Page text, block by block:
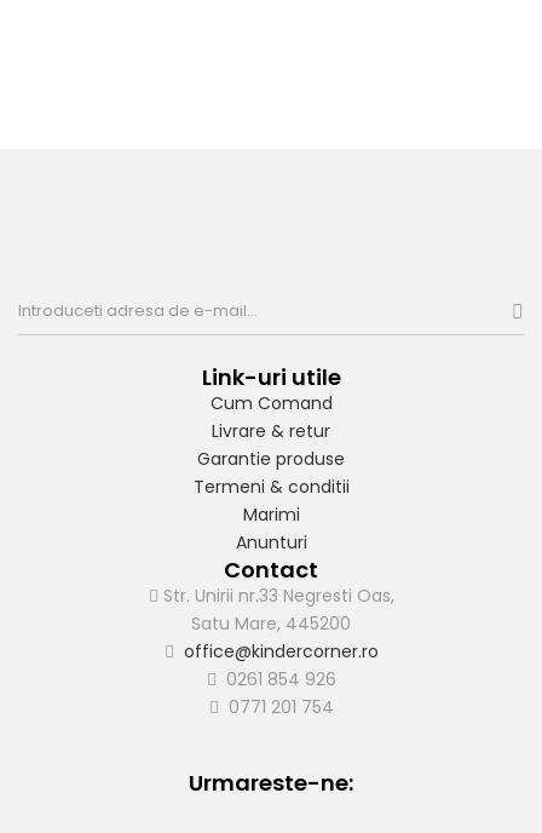
Link-uri utile
Cum Comand
Livrare & retur
Garantie produse
Termeni & conditii
Marimi
Anunturi
Contact
Str. Unirii nr.33 Negresti Oas,
Satu Mare, 445200
office@kindercorner.ro
0261 854 926
0771 201 754
Urmareste-ne: